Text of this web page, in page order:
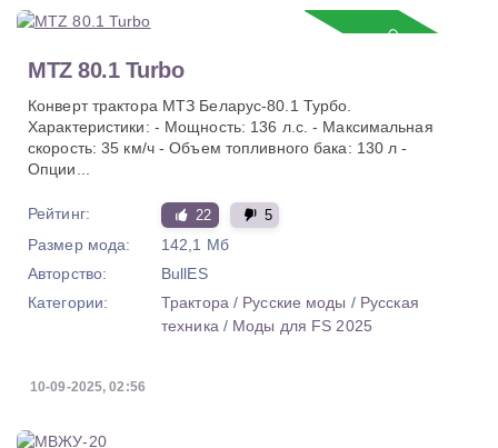
MTZ 80.1 Turbo
Конверт трактора МТЗ Беларус-80.1 Турбо.
Характеристики: - Мощность: 136 л.с. - Максимальная
скорость: 35 км/ч - Объем топливного бака: 130 л -
Опции...
Рейтинг: 22 5
Размер мода:
142,1 Мб
Авторство:
BullES
Категории:
Трактора/ Русские моды / Русская
техника/ Моды для FS 2025
10-09-2025, 02:56